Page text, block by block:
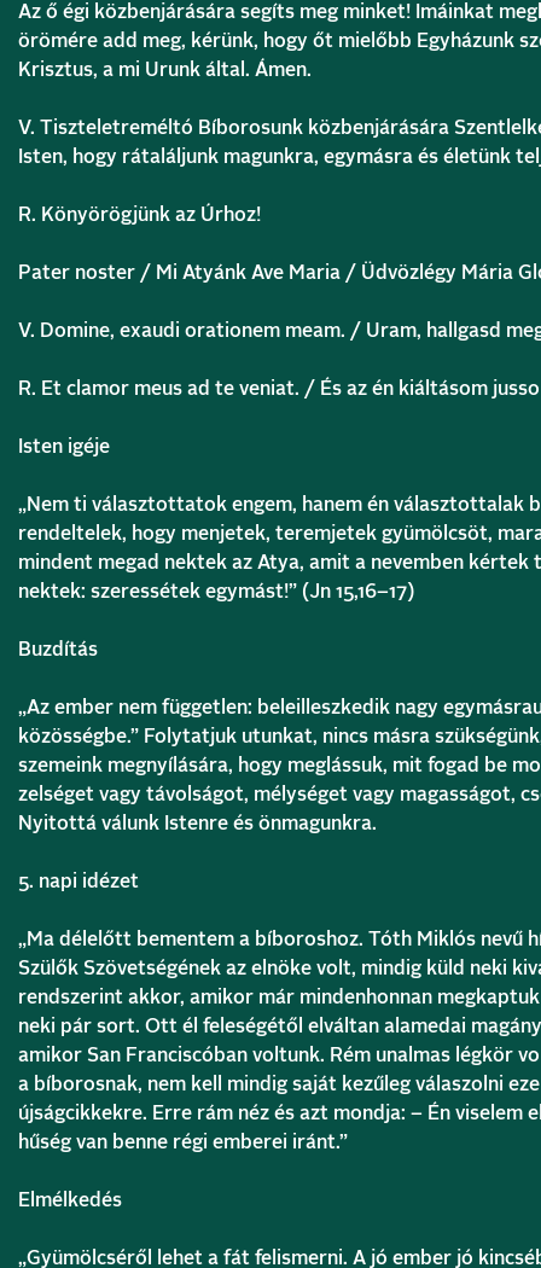
Az ő égi közbenjárására segíts meg minket! Imáinkat
örömére add meg, kérünk, hogy őt mielőbb Egyházunk
Krisztus, a mi Urunk által. Ámen.
V. Tiszteletreméltó Bíborosunk közbenjárására
Isten, hogy rátaláljunk magunkra, egymásra és életünk
R. Könyörögjünk az Úrhoz!
Pater noster / Mi Atyánk Ave Maria / Üdvözlégy Mária
V. Domine, exaudi orationem meam. / Uram, hallgasd
R. Et clamor meus ad te veniat. / És az én kiáltásom
Isten igéje
„Nem ti választottatok engem, hanem én választottalak
rendeltelek, hogy menjetek, teremjetek gyümölcsöt,
mindent megad nektek az Atya, amit a nevemben kértek
nektek: szeressétek egymást!” (Jn 15,16–17)
Buzdítás
„Az ember nem független: beleilleszkedik nagy
közösségbe.” Folytatjuk utunkat, nincs másra
szemeink megnyílására, hogy meglássuk, mit fogad be
zelséget vagy távolságot, mélységet vagy magasságot,
Nyitottá válunk Istenre és önmagunkra.
5. napi idézet
„Ma délelőtt bementem a bíboroshoz. Tóth Miklós nevű
Szülők Szövetségének az elnöke volt, mindig küld neki
rendszerint akkor, amikor már mindenhonnan
neki pár sort. Ott él feleségétől elváltan alamedai
amikor San Franciscóban voltunk. Rém unalmas légkör
a bíborosnak, nem kell mindig saját kezűleg válaszolni
újságcikkekre. Erre rám néz és azt mondja: – Én viselem
hűség van benne régi emberei iránt.”
Elmélkedés
„Gyümölcséről lehet a fát felismerni. A jó ember jó